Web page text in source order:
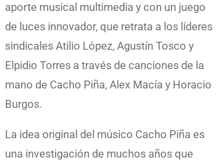
aporte musical multimedia y con un juego
de luces innovador, que retrata a los líderes
sindicales Atilio López, Agustín Tosco y
Elpidio Torres a través de canciones de la
mano de Cacho Piña, Alex Macía y Horacio
Burgos.
La idea original del músico Cacho Piña es
una investigación de muchos años que